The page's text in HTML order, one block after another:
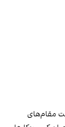
مقام‌های